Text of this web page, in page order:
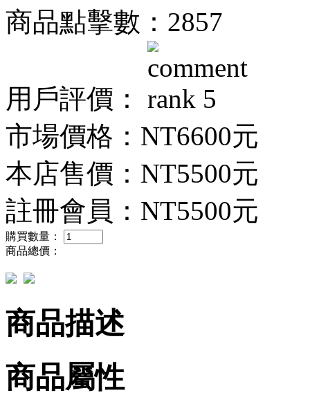
商品點擊數：2857
用戶評價：
市場價格： NT6600元
本店售價： NT5500元
註冊會員： NT5500元
購買數量：
商品總價：
商品描述
商品屬性